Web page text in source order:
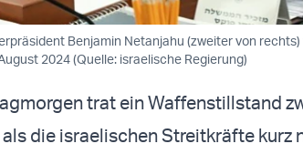
Benjamin Netanjahu (zweiter von
2024 (Quelle: israelische Regierung)
trat ein Waffenstillstand
die israelischen Streitkräfte kurz